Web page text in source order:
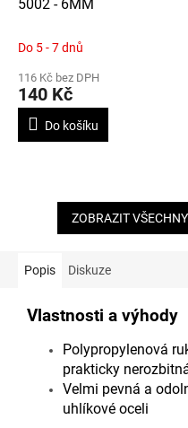
5002 - 6MM
Do 5 - 7 dnů
116 Kč bez DPH
140 Kč
Do košíku
ZOBRAZIT
Popis Diskuze
Vlastnosti a výhody
Polypropylenová
prakticky
Velmi pevná a
uhlíkové oceli